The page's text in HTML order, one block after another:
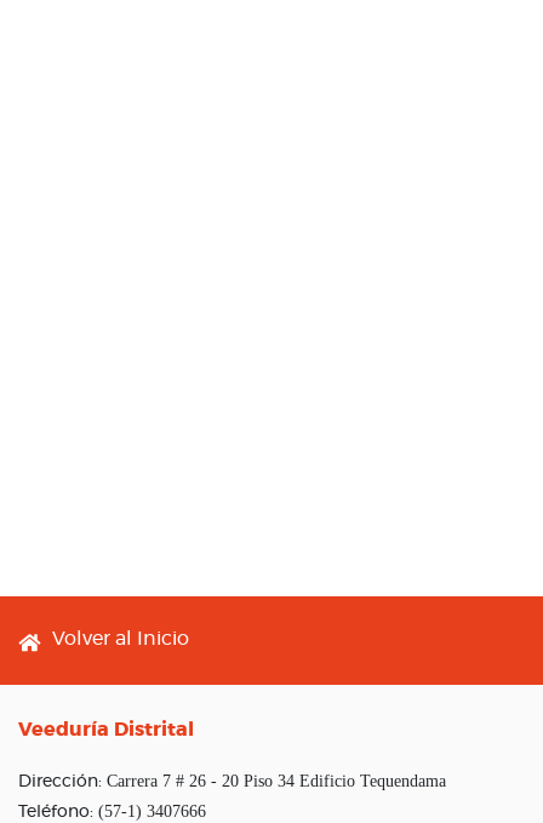
Footer menu
Volver al Inicio
Veeduría Distrital
Dirección: Carrera 7 # 26 - 20 Piso 34 Edificio Tequendama
Teléfono: (57-1) 3407666